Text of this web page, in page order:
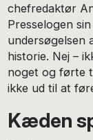
chefredaktør
Presselogen
undersøgelsen
historie. Nej –
noget og førte
ikke ud til at
Kæden